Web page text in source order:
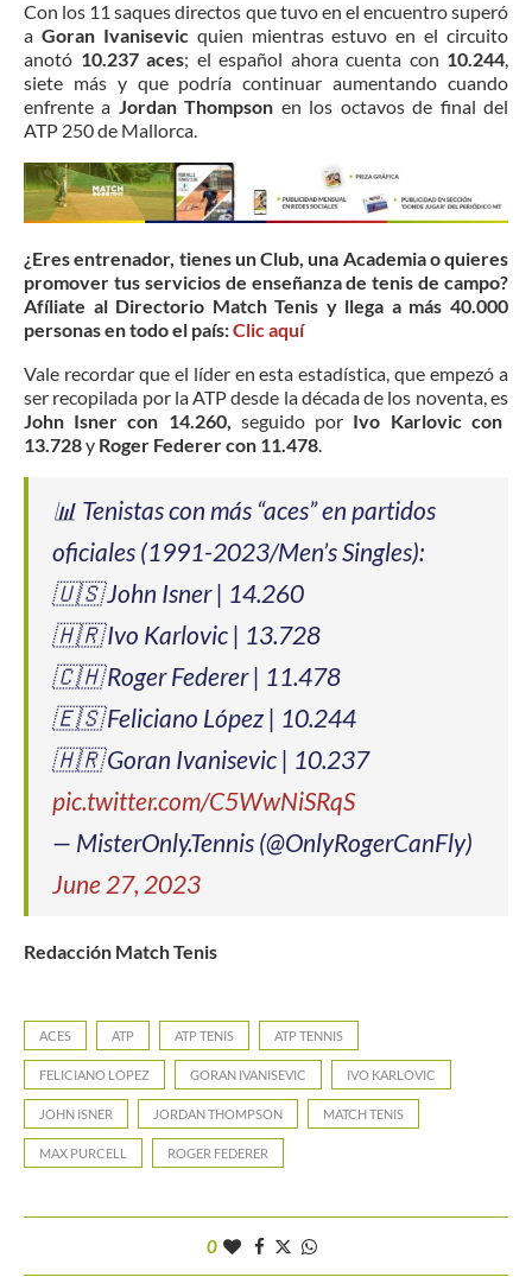
Con los 11 saques directos que tuvo en el encuentro superó
a Goran Ivanisevic quien mientras estuvo en el circuito
anotó 10.237 aces; el español ahora cuenta con 10.244
siete más y que podría continuar aumentando cuando
enfrente a Jordan Thompson en los octavos de final del
ATP 250 de Mallorca.
¿Eres entrenador, tienes un Club, una Academia o quieres
promover tus servicios de enseñanza de tenis de campo?
Afíliate al Directorio Match Tenis y llega a más 40.000
personas en todo el país:Clic aquí
Vale recordar que el líder en esta estadística, que empezó a
ser recopilada por la ATP desde la década de los noventa, es
John Isner con 14.260,
seguido por Ivo Karlovic con
13.728y Roger Federer con 11.478
📊 Tenistas con más “aces” en partidos
oficiales (1991-2023/Men’s Singles):
🇺🇸 John Isner | 14.260
🇭🇷 Ivo Karlovic | 13.728
🇨🇭 Roger Federer | 11.478
🇪🇸 Feliciano López | 10.244
🇭🇷 Goran Ivanisevic | 10.237
pic.twitter.com/C5WwNiSRqS
— MisterOnly.Tennis (@OnlyRogerCanFly)
June 27, 2023
Redacción Match Tenis
ACES ATP ATP TENIS ATP TENNIS
FELICIANO LOPEZ GORAN IVANISEVIC IVO KARLOVIC
JOHN ISNER JORDAN THOMPSON MATCH TENIS
MAX PURCELL ROGER FEDERER
0